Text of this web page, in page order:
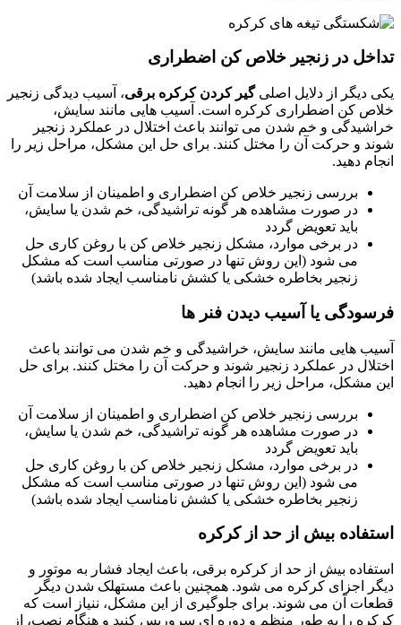
تداخل در زنجیر خلاص کن اضطراری
یکی دیگر از دلایل اصلیگیر کردن کرکره برقی، آسیب دیدگی زنجیر
خلاص کن اضطراری کرکره است. آسیب هایی مانند سایش،
خراشیدگی و خم شدن می توانند باعث اختلال در عملکرد زنجیر
شوند و حرکت آن را مختل کنند. برای حل این مشکل، مراحل زیر را
انجام دهید.
بررسی زنجیر خلاص کن اضطراری و اطمینان از سلامت آن
در صورت مشاهده هر گونه تراشیدگی، خم شدن یا سایش،
باید تعویض گردد
در برخی موارد، مشکل زنجیر خلاص کن با روغن کاری حل
می شود (این روش تنها در صورتی مناسب است که مشکل
زنجیر بخاطره خشکی یا کشش نامناسب ایجاد شده باشد)
فرسودگی یا آسیب دیدن فنر ها
آسیب هایی مانند سایش، خراشیدگی و خم شدن می توانند باعث
اختلال در عملکرد زنجیر شوند و حرکت آن را مختل کنند. برای حل
این مشکل، مراحل زیر را انجام دهید.
بررسی زنجیر خلاص کن اضطراری و اطمینان از سلامت آن
در صورت مشاهده هر گونه تراشیدگی، خم شدن یا سایش،
باید تعویض گردد
در برخی موارد، مشکل زنجیر خلاص کن با روغن کاری حل
می شود (این روش تنها در صورتی مناسب است که مشکل
زنجیر بخاطره خشکی یا کشش نامناسب ایجاد شده باشد)
استفاده بیش از حد از کرکره
استفاده بیش از حد از کرکره برقی، باعث ایجاد فشار به موتور و
دیگر اجزای کرکره می شود. همچنین باعث مستهلک شدن دیگر
قطعات آن می شوند. برای جلوگیری از این مشکل، ننیاز است که
کرکره را به طور منظم و دوره ای سروریس کنید و هنگام نصب، از